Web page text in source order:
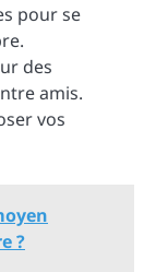
pour se
des
amis.
vos
?